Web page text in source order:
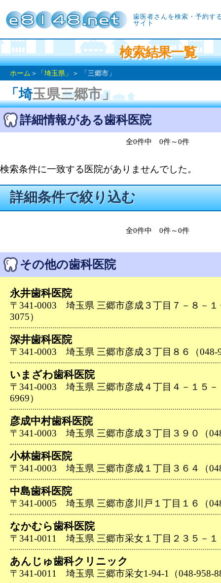
歯医者さんを検索・予約す
サイト
検索結果一覧
ホーム ＞ 「埼玉県」 ＞ 「三郷市」
「埼玉県三郷市」
詳細情報がある歯科医院
全0件中 0件～0件
検索条件に一致する医院がありませんでした。
詳細条件で絞り込む
全0件中 0件～0件
その他の歯科医院
永井歯科医院
〒341-0003 埼玉県 三郷市彦成３丁目７－８－１
3075）
深井歯科医院
〒341-0003 埼玉県 三郷市彦成３丁目８６（048-
いまざわ歯科医院
〒341-0003 埼玉県 三郷市彦成４丁目４－１５－
6969）
彦成中村歯科医院
〒341-0003 埼玉県 三郷市彦成３丁目３９０（
小林歯科医院
〒341-0003 埼玉県 三郷市彦成１丁目３６４（
中島歯科医院
〒341-0005 埼玉県 三郷市彦川戸１丁目１６（
なかむら歯科医院
〒341-0011 埼玉県 三郷市采女１丁目２３５－１
あんじゅ歯科クリニック
〒341-0011 埼玉県 三郷市采女1-94-1（048-958-